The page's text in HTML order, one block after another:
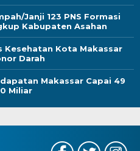
Janji 123 PNS Formasi
Kabupaten Asahan
Kesehatan Kota Makassar
Darah
Makassar Capai 49
Miliar